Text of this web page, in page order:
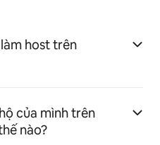
host trên
của mình trên
nào?